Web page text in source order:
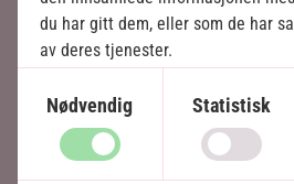
du har gitt dem, eller som de har
av deres tjenester.
Nødvendig Statistisk